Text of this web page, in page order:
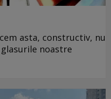
asta, constructiv, nu
noastre